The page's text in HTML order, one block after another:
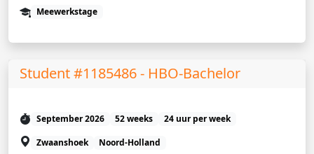
Meewerkstage
Student #1185486 - HBO-Bachelor
September 2026 52 weeks
24 uur per week
Zwaanshoek
Noord-Holland